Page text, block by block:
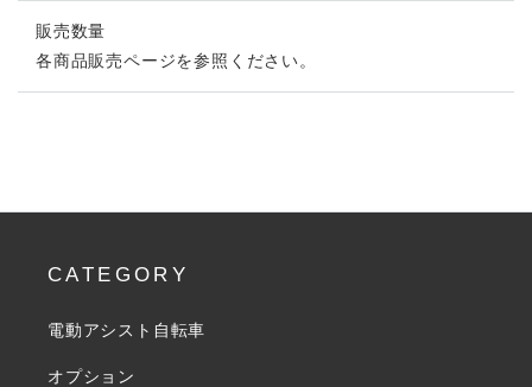
販売数量
各商品販売ページを参照ください。
CATEGORY
電動アシスト自転車
オプション